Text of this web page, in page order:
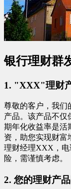
银行理财群
1. "XXX"理财
尊敬的客户，我
产品。该产品不仅
期年化收益率是活
资，助您实现财富
理财经理XXX，
险，需谨慎考虑。
2. 您的理财产